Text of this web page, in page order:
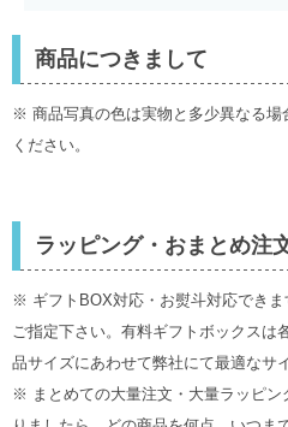
商品につきまして
※ 商品写真の色は実物と多少異なる場
ください。
ラッピング・おまとめ注
※ ギフトBOX対応・お熨斗対応できま
ご指定下さい。有料ギフトボックスは
品サイズにあわせて弊社にて最適なサ
※ まとめての大量注文・大量ラッピン